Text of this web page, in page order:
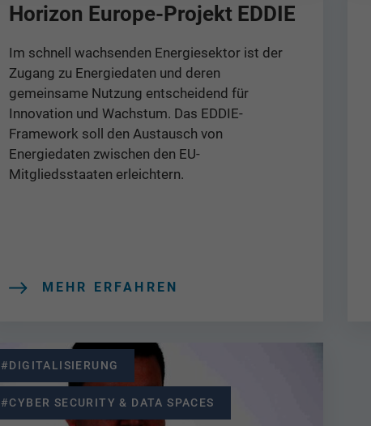
Horizon Europe-Projekt EDDIE
Im schnell wachsenden Energiesektor ist der
Zugang zu Energiedaten und deren
gemeinsame Nutzung entscheidend für
Innovation und Wachstum. Das EDDIE-
Framework soll den Austausch von
Energiedaten zwischen den EU-
Mitgliedsstaaten erleichtern.
MEHR ERFAHREN
#DIGITALISIERUNG
#CYBER SECURITY & DATA SPACES